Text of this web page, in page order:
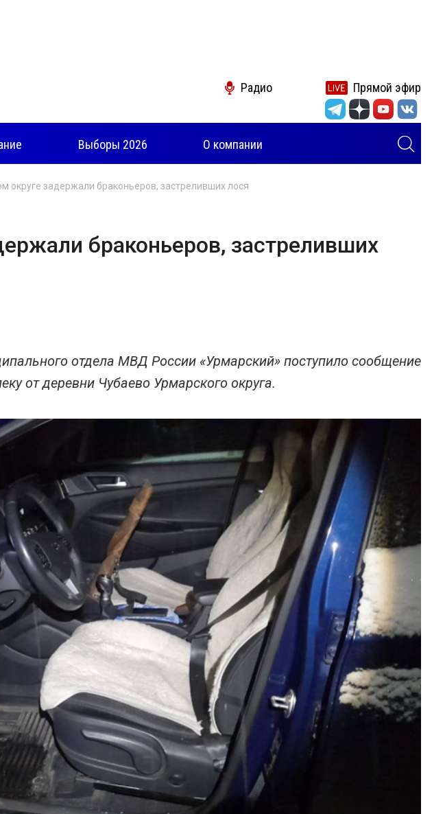
Радио Прямой эфир
Выборы 2026 О компании
округе задержали браконьеров, застреливших лося
браконьеров, застреливших
отдела МВД России «Урмарский» поступило сообщение
от деревни Чубаево Урмарского округа.